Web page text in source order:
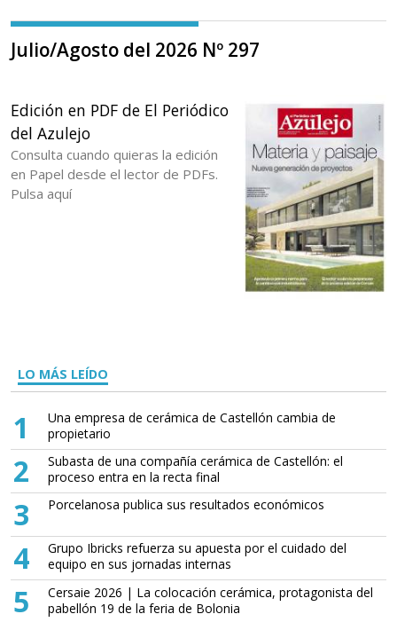
Julio/Agosto del 2026 Nº 297
Edición en PDF de El Periódico
del Azulejo
Consulta cuando quieras la edición
en Papel desde el lector de PDFs.
Pulsa aquí
LO MÁS LEÍDO
1
Una empresa de cerámica de Castellón cambia de
propietario
2
Subasta de una compañía cerámica de Castellón: el
proceso entra en la recta final
3 Porcelanosa publica sus resultados económicos
4
Grupo Ibricks refuerza su apuesta por el cuidado del
equipo en sus jornadas internas
5
Cersaie 2026 | La colocación cerámica, protagonista del
pabellón 19 de la feria de Bolonia